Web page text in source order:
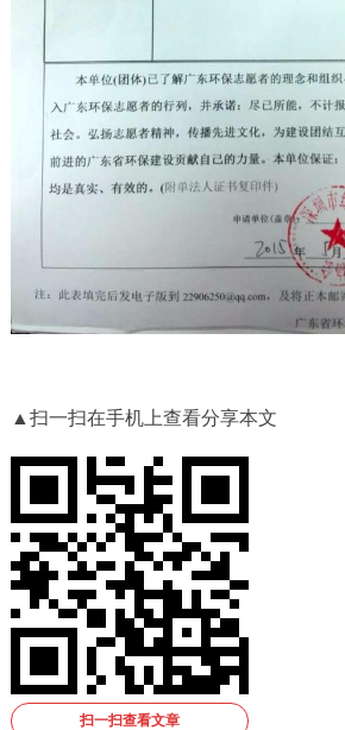
▲扫一扫在手机上查看分享本文
扫一扫查看文章